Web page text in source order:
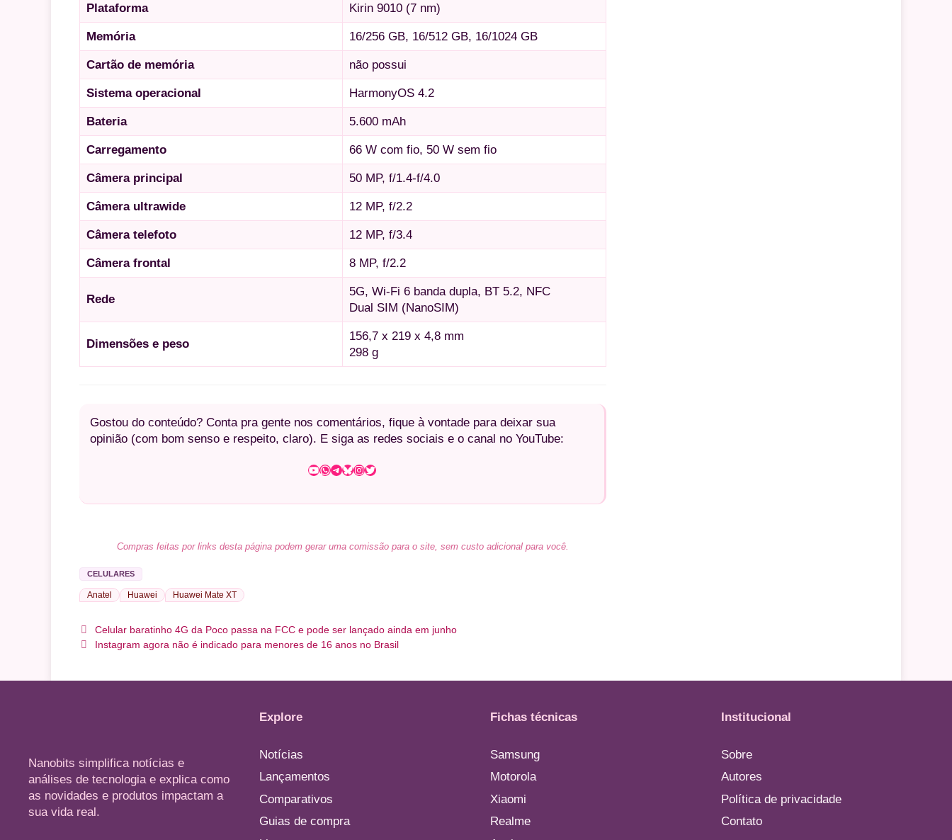
Plataforma Kirin 9010 (7 nm)
Memória 16/256 GB, 16/512 GB, 16/1024 GB
Cartão de memória não possui
Sistema operacional HarmonyOS 4.2
Bateria 5.600 mAh
Carregamento 66 W com fio, 50 W sem fio
Câmera principal 50 MP, f/1.4-f/4.0
Câmera ultrawide 12 MP, f/2.2
Câmera telefoto 12 MP, f/3.4
Câmera frontal 8 MP, f/2.2
Rede
5G, Wi-Fi 6 banda dupla, BT 5.2, NFC
Dual SIM (NanoSIM)
Dimensões e peso
156,7 x 219 x 4,8 mm
298 g
Gostou do conteúdo? Conta pra gente nos comentários, fique à vontade para deixar sua
opinião (com bom senso e respeito, claro). E siga as redes sociais e o canal no YouTube:
Youtube WhatsApp TelegramBluesky InstagramTwitter
Compras feitas por links desta página podem gerar uma comissão para o site, sem custo adicional para você.
CELULARES
Anatel Huawei Huawei Mate XT
Celular baratinho 4G da Poco passa na FCC e pode ser lançado ainda em junho
Instagram agora não é indicado para menores de 16 anos no Brasil
Nanobits simplifica notícias e
análises de tecnologia e explica como
as novidades e produtos impactam a
sua vida real.
Explore
Notícias
Lançamentos
Comparativos
Guias de compra
Fichas técnicas
Samsung
Motorola
Xiaomi
Realme
Institucional
Sobre
Autores
Política de privacidade
Contato